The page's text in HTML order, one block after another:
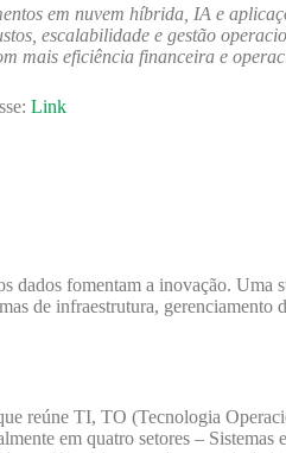
em nuvem híbrida, IA e
escalabilidade e gestão
mais eficiência financeira e
Link
dados fomentam a inovação.
de infraestrutura,
reúne TI, TO (Tecnologia
em quatro setores –